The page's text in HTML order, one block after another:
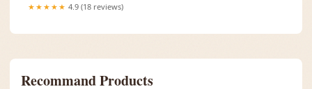
★★★★★ 4.9 (18 reviews)
Recommand Products